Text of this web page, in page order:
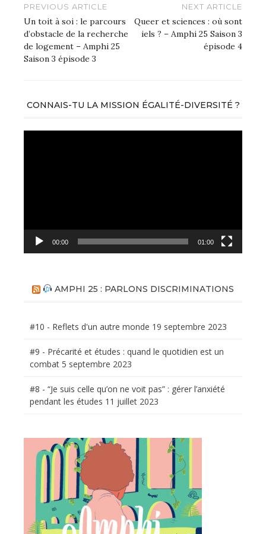
Navigation
de
l’article
PREVIOUS ARTICLE
Un toit à soi : le parcours
d’obstacle de la recherche
de logement – Amphi 25
Saison 3 épisode 3
NEXT ARTICLE
Queer et sciences : où sont
iels ? – Amphi 25 Saison 3
épisode 4
CONNAIS-TU LA MISSION ÉGALITÉ-DIVERSITÉ ?
00:00 01:00
AMPHI 25 : PARLONS DISCRIMINATIONS
#10 - Reflets d'un autre monde 19 septembre 2023
#9 - Précarité et études : quand le quotidien est un
combat 5 septembre 2023
#8 - “Je suis celle qu’on ne voit pas” : gérer l’anxiété
pendant les études 11 juillet 2023